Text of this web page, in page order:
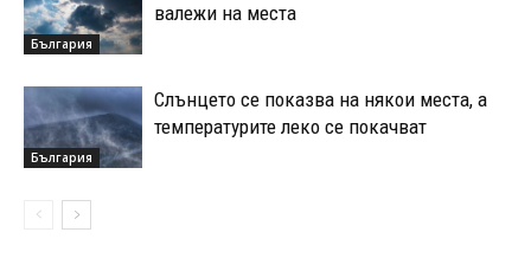
България
валежи на места
България
Слънцето се показва на някои места, а
температурите леко се покачват